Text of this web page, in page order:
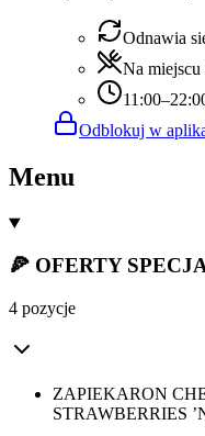
Odnawia
Na
Odblokuj w
Menu
🍕 OFERTY
4 pozycje
ZAPIEKARON
STRAWBERRIES